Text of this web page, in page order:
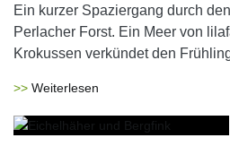
Ein kurzer Spaziergang durch
Perlacher Forst. Ein Meer von
Krokussen verkündet den
Weiterlesen